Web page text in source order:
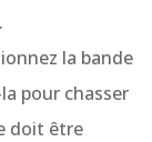
la bande
pour chasser
doit être